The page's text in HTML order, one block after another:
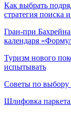
Как выбрать
стратегия поиска
Гран-при
календаря
Туризм нового
испытывать
Советы по выбору
Шлифовка